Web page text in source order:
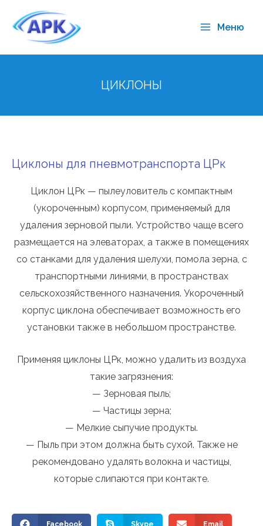
Меню
ЦИКЛОНЫ
Циклоны для пневмотранспорта ЦРк
Циклон ЦРк — пылеуловитель с компактным
(укороченным) корпусом, применяемый для
удаления зерновой пыли. Устройство чаще всего
размещается на элеваторах, а также в помещениях
со станками для удаления шелухи, помола зерна, с
транспортными линиями, в пространствах
сельскохозяйственного назначения. Укороченный
корпус циклона обеспечивает возможность его
установки также в небольшом пространстве.
Применяя циклоны ЦРк, можно удалить из воздуха
такие загрязнения:
— Зерновая пыль;
— Частицы зерна;
— Мелкие сыпучие продукты.
— Пыль при этом должна быть сухой. Также не
рекомендовано удалять волокна и частицы,
которые слипаются при контакте.
Facebook Skype Email